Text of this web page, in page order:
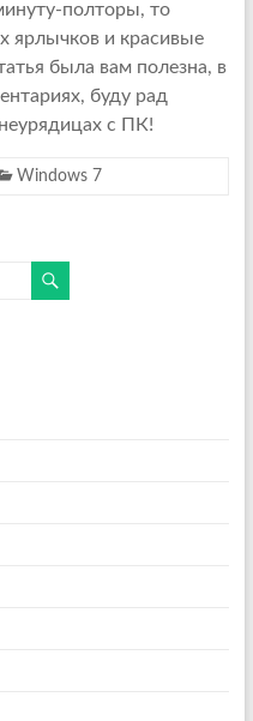
полторы, то
ярлычков и красивые
была вам полезна, в
буду рад
с ПК!
Windows 7